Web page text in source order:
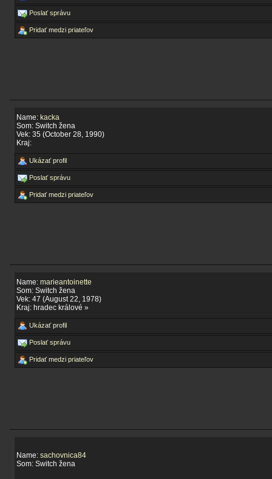
Poslať správu
Pridať medzi priateľov
Name: kacka
Som: Switch žena
Vek: 35 (October 28, 1990)
Kraj:
Ukázať profil
Poslať správu
Pridať medzi priateľov
Name: marieantoinette
Som: Switch žena
Vek: 47 (August 22, 1978)
Kraj: hradec králové »
Ukázať profil
Poslať správu
Pridať medzi priateľov
Name: sachovnica84
Som: Switch žena